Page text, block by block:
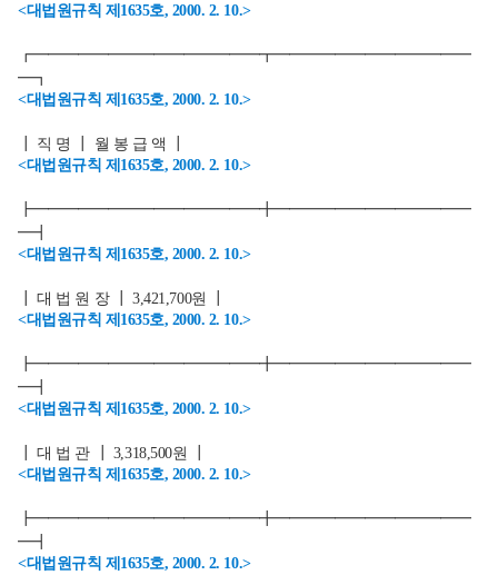
<대법원규칙 제1635호, 2000. 2. 10.>
┏━━━━━━━━━━━━━━━┳━━━━━━━━━━━━━
━┓
<대법원규칙 제1635호, 2000. 2. 10.>
┃ 직 명 ┃ 월 봉 급 액 ┃
<대법원규칙 제1635호, 2000. 2. 10.>
┣━━━━━━━━━━━━━━━╋━━━━━━━━━━━━━
━┫
<대법원규칙 제1635호, 2000. 2. 10.>
┃ 대 법 원 장 ┃ 3,421,700원 ┃
<대법원규칙 제1635호, 2000. 2. 10.>
┣━━━━━━━━━━━━━━━╋━━━━━━━━━━━━━
━┫
<대법원규칙 제1635호, 2000. 2. 10.>
┃ 대 법 관 ┃ 3,318,500원 ┃
<대법원규칙 제1635호, 2000. 2. 10.>
┣━━━━━━━━━━━━━━━╋━━━━━━━━━━━━━
━┫
<대법원규칙 제1635호, 2000. 2. 10.>